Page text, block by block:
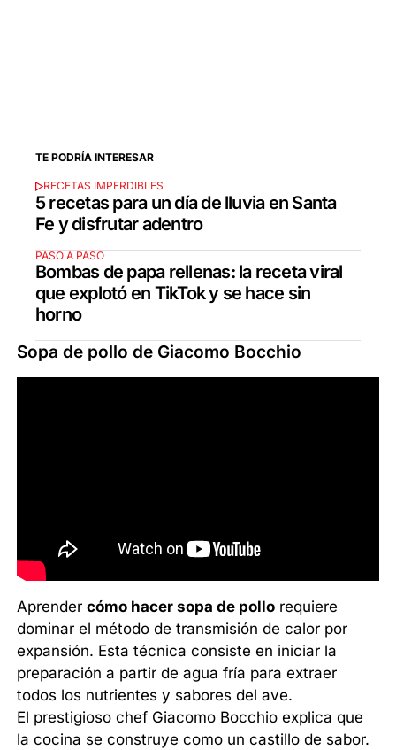
TE PODRÍA INTERESAR
RECETAS IMPERDIBLES
5 recetas para un día de lluvia en Santa
Fe y disfrutar adentro
PASO A PASO
Bombas de papa rellenas: la receta viral
que explotó en TikTok y se hace sin
horno
Sopa de pollo de Giacomo Bocchio
Aprendercómo hacer sopa de pollo requiere
dominar el método de transmisión de calor por
expansión. Esta técnica consiste en iniciar la
preparación a partir de agua fría para extraer
todos los nutrientes y sabores del ave.
El prestigioso chef Giacomo Bocchio explica que
la cocina se construye como un castillo de sabor.